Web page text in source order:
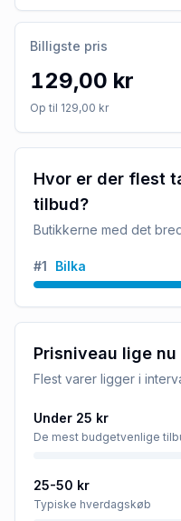
Billigste pris
129,00 kr
Op til 129,00 kr
Hvor er der flest
tilbud?
Butikkerne med det
#1 Bilka
Prisniveau lige nu
Flest varer ligger i
Under 25 kr
De mest budgetvenlige
25-50 kr
Typiske hverdagskøb